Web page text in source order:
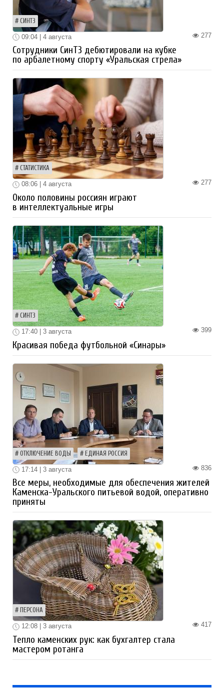
СИНТЗ
277
09:04 | 4 августа
Сотрудники СинТЗ дебютировали на кубке
по арбалетному спорту «Уральская стрела»
СТАТИСТИКА
277
08:06 | 4 августа
Около половины россиян играют
в интеллектуальные игры
СИНТЗ
399
17:40 | 3 августа
Красивая победа футбольной «Синары»
ОТКЛЮЧЕНИЕ ВОДЫ ЕДИНАЯ РОССИЯ
836
17:14 | 3 августа
Все меры, необходимые для обеспечения жителей
Каменска-Уральского питьевой водой, оперативно
приняты
ПЕРСОНА
417
12:08 | 3 августа
Тепло каменских рук: как бухгалтер стала
мастером ротанга